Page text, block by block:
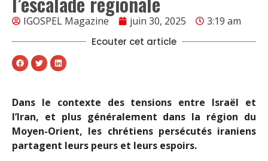
IGOSPEL Magazine juin 30, 2025 3:19 am
Ecouter cet article
Dans le contexte des tensions entre Israël et
l’Iran, et plus généralement dans la région du
Moyen-Orient, les chrétiens persécutés iraniens
partagent leurs peurs et leurs espoirs.